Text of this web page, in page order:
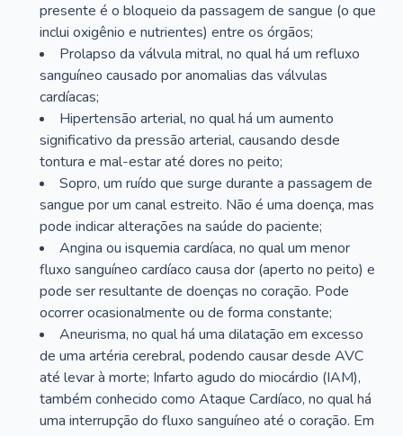
presente é o bloqueio da passagem de sangue (o que
inclui oxigênio e nutrientes) entre os órgãos;
Prolapso da válvula mitral, no qual há um refluxo
sanguíneo causado por anomalias das válvulas
cardíacas;
Hipertensão arterial, no qual há um aumento
significativo da pressão arterial, causando desde
tontura e mal-estar até dores no peito;
Sopro, um ruído que surge durante a passagem de
sangue por um canal estreito. Não é uma doença, mas
pode indicar alterações na saúde do paciente;
Angina ou isquemia cardíaca, no qual um menor
fluxo sanguíneo cardíaco causa dor (aperto no peito) e
pode ser resultante de doenças no coração. Pode
ocorrer ocasionalmente ou de forma constante;
Aneurisma, no qual há uma dilatação em excesso
de uma artéria cerebral, podendo causar desde AVC
até levar à morte; Infarto agudo do miocárdio (IAM),
também conhecido como Ataque Cardíaco, no qual há
uma interrupção do fluxo sanguíneo até o coração. Em